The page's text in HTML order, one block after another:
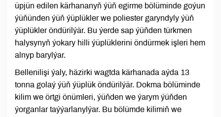
üpjün edilen kärhananyň ýüň egirme bölüminde goýun
ýüňünden ýüň ýüplükler we poliester garyndyly ýüň
ýüplükler öndürilýär. Bu ýerde sap ýüňden türkmen
halysynyň ýokary hilli ýüplüklerini öndürmek işleri hem
alnyp barylýar.
Bellenilişi ýaly, häzirki wagtda kärhanada aýda 13
tonna golaý ýüň ýüplük öndürilýär. Dokma bölüminde
kilim we örtgi önümleri, ýüňden we ýarym ýüňden
ýorganlar taýýarlanylýar. Bu bölümde kilimiň we